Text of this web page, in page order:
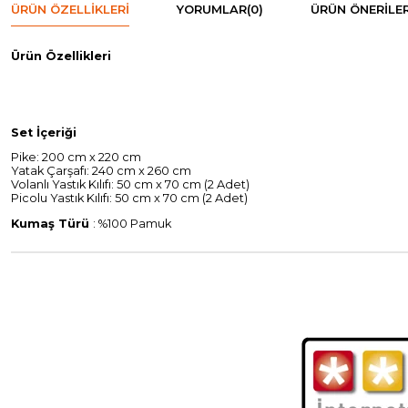
ÜRÜN ÖZELLIKLERI YORUMLAR(0) ÜRÜN
Ürün Özellikleri
Set İçeriği
Pike: 200 cm x 220 cm
Yatak Çarşafı: 240 cm x 260 cm
Volanlı Yastık Kılıfı: 50 cm x 70 cm (2 Adet)
Picolu Yastık Kılıfı: 50 cm x 70 cm (2 Adet)
Kumaş Türü : %100 Pamuk